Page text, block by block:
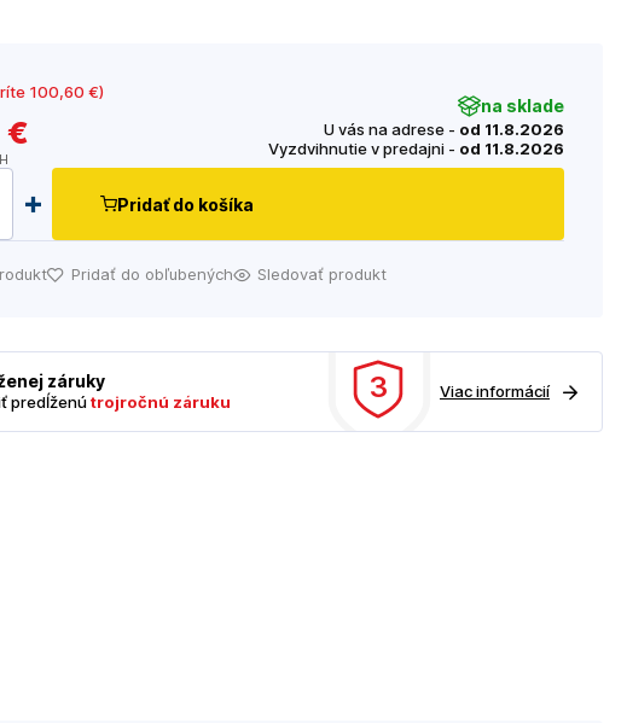
100,60 €)
€
na sklade
U vás na adrese - od 11.8.2026
Vyzdvihnutie v predajni - od 11.8.2026
Pridať do košíka
Pridať do obľubených Sledovať produkt
záruky
predĺženútrojročnú záruku 3 Viac informácií